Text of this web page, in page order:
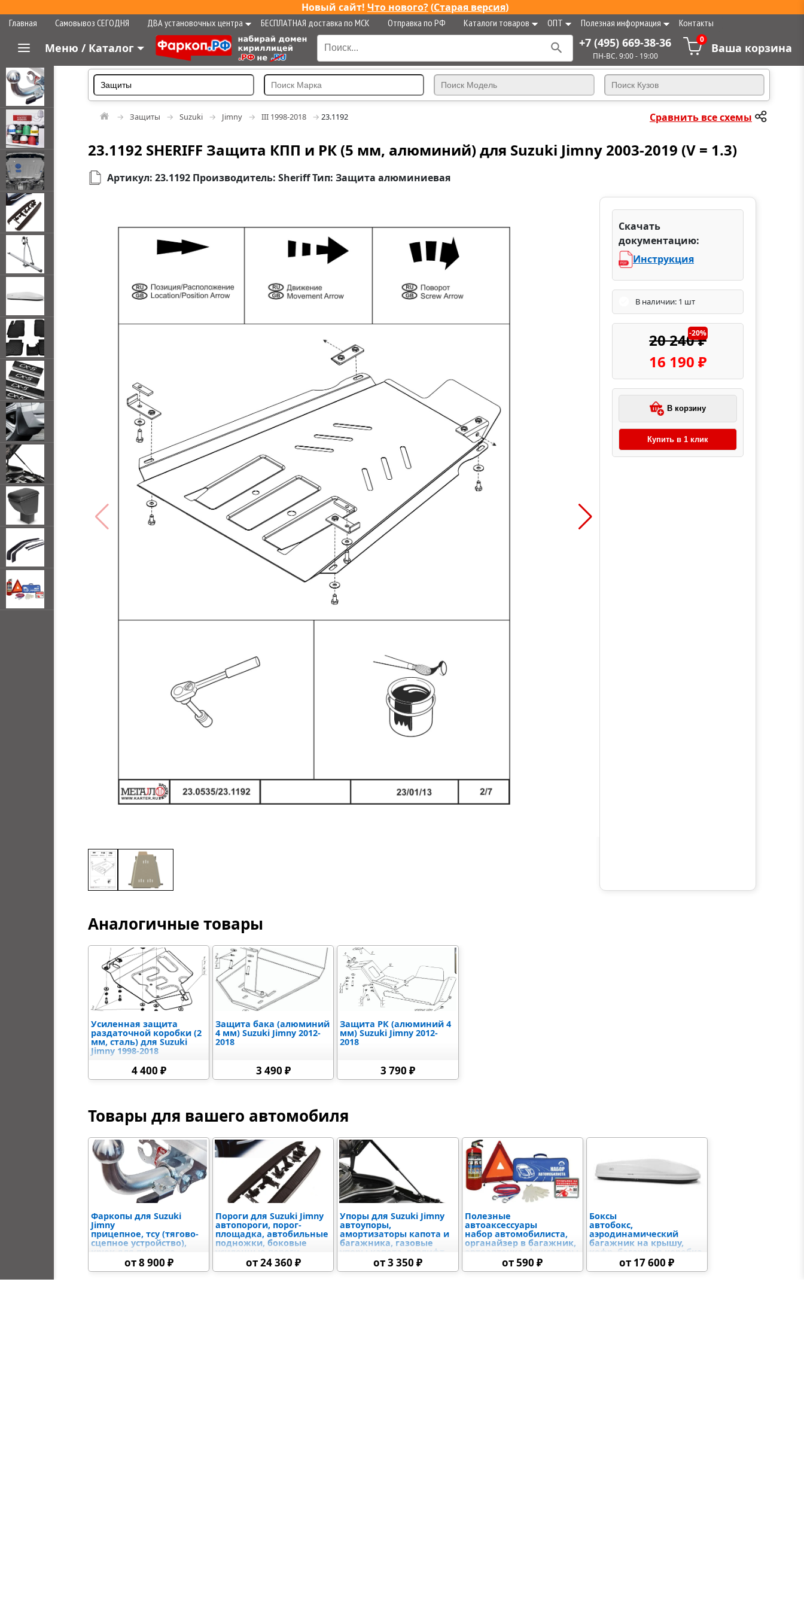
Новый сайт! Что нового?(Старая версия)
Главная Самовывоз СЕГОДНЯ ДВА установочных центра БЕСПЛАТНАЯ доставка по МСК Отправка по РФ Каталоги товаров ОПТ Полезная информация Контакты
Меню / Каталог +7 (495) 669-38-36
ПН-ВС. 9:00 - 19:00
0
Ваша корзина
Защиты Suzuki Jimny III 1998-2018 23.1192 Сравнить все схемы
23.1192 SHERIFF Защита КПП и РК (5 мм, алюминий) для Suzuki Jimny 2003-2019 (V = 1.3)
Артикул: 23.1192 Производитель: Sheriff Тип: Защита алюминиевая
Скачать
документацию:
Инструкция
В наличии: 1 шт
-20%
20 240 ₽
16 190 ₽
В корзину
Купить в 1 клик
Аналогичные товары
Усиленная защита
раздаточной коробки (2
мм, сталь) для Suzuki
Jimny 1998-2018
4 400 ₽
Защита бака (алюминий
4 мм) Suzuki Jimny 2012-
2018
3 490 ₽
Защита РК (алюминий 4
мм) Suzuki Jimny 2012-
2018
3 790 ₽
Товары для вашего автомобиля
Фаркопы для Suzuki
Jimny
прицепное, тсу (тягово-
сцепное устройство),
крюк для прицепа
от 8 900 ₽
Пороги для Suzuki Jimny
автопороги, порог-
площадка, автобильные
подножки, боковые
усиленные пороги
от 24 360 ₽
Упоры для Suzuki Jimny
автоупоры,
амортизаторы капота и
багажника, газовые
упоры капота, газлифт
капот автомобиля
от 3 350 ₽
Полезные
автоаксессуары
набор автомобилиста,
органайзер в багажник,
автоаптечка, фиксаторы
груза, скребок,
огнетушитель
от 590 ₽
Боксы
автобокс,
аэродинамический
багажник на крышу,
кофр, багажная коробка,
автомобильный кейс на
крышу
от 17 600 ₽